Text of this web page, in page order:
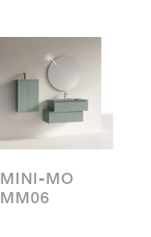
MINI-MO
MM06